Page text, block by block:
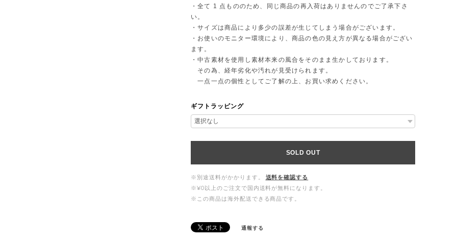
・全て 1 点もののため、同じ商品の再入荷はありませんのでご了承下さ
い。
・サイズは商品により多少の誤差が生じてしまう場合がございます。
・お使いのモニター環境により、商品の色の見え方が異なる場合がござい
ます。
・中古素材を使用し素材本来の風合をそのまま生かしております。
その為、経年劣化や汚れが見受けられます。
一点一点の個性としてご了解の上、お買い求めください。
ギフトラッピング
SOLD OUT
※別途送料がかかります。
送料を確認する
※¥0以上のご注文で国内送料が無料になります。
※この商品は海外配送できる商品です。
通報する